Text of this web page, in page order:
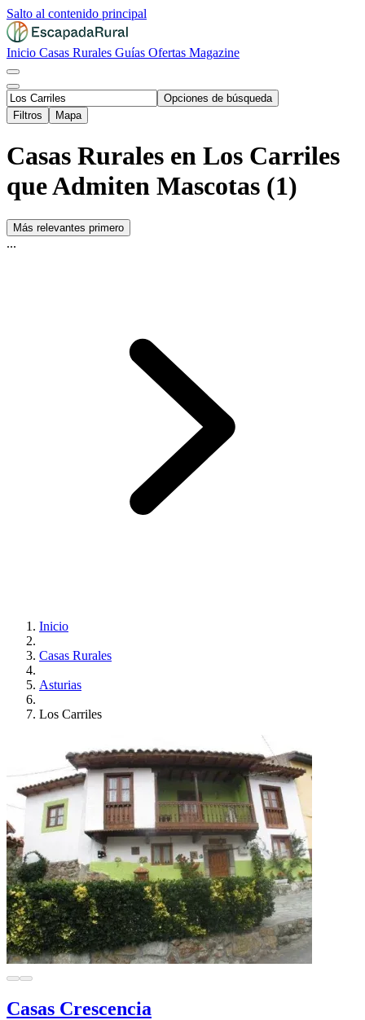
Salto al contenido principal
Inicio Casas Rurales Guías Ofertas Magazine
Opciones de búsqueda
Filtros
Mapa
Casas Rurales en Los Carriles
que Admiten Mascotas (1)
Más relevantes primero
...
Inicio
Casas Rurales
Asturias
Los Carriles
Casas Crescencia